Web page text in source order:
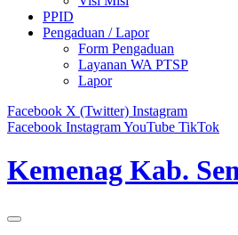
PPID
Pengaduan / Lapor
Form Pengaduan
Layanan WA PTSP
Lapor
Facebook X (Twitter) Instagram
Facebook InstagramYouTube TikTok
Kemenag Kab.